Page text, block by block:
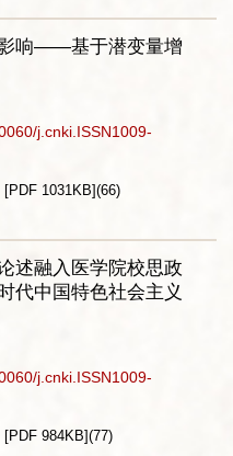
响——基于潜变量增
j.cnki.ISSN1009-
[PDF 1031KB](66)
述融入医学院校思政
中国特色社会主义
j.cnki.ISSN1009-
[PDF 984KB](77)